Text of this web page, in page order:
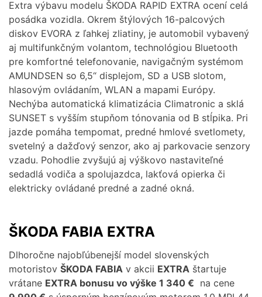
Extra výbavu modelu ŠKODA RAPID EXTRA ocení celá
posádka vozidla. Okrem štýlových 16-palcových
diskov EVORA z ľahkej zliatiny, je automobil vybavený
aj multifunkčným volantom, technológiou Bluetooth
pre komfortné telefonovanie, navigačným systémom
AMUNDSEN so 6,5“ displejom, SD a USB slotom,
hlasovým ovládaním, WLAN a mapami Európy.
Nechýba automatická klimatizácia Climatronic a sklá
SUNSET s vyšším stupňom tónovania od B stĺpika. Pri
jazde pomáha tempomat, predné hmlové svetlomety,
svetelný a dažďový senzor, ako aj parkovacie senzory
vzadu. Pohodlie zvyšujú aj výškovo nastaviteľné
sedadlá vodiča a spolujazdca, lakťová opierka či
elektricky ovládané predné a zadné okná.
ŠKODA FABIA EXTRA
Dlhoročne najobľúbenejší model slovenských
motoristov ŠKODA FABIA v akcii EXTRA štartuje
vrátane EXTRA bonusu vo výške 1 340 € na cene